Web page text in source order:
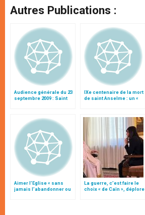
Autres Publications :
Audience générale du 23
septembre 2009 : Saint
IXe centenaire de la mort
de saint Anselme : un «
Aimer l’Eglise « sans
jamais l’abandonner ou
La guerre, c’est faire le
choix « de Caïn », déplore